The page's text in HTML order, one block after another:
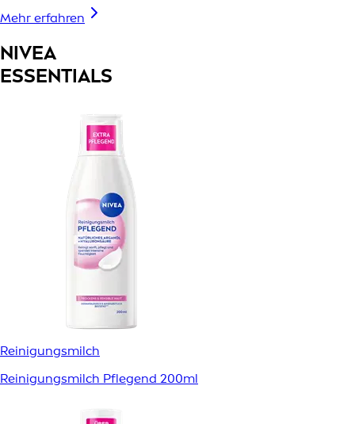
Mehr erfahren
NIVEA
ESSENTIALS
Reinigungsmilch
Reinigungsmilch Pflegend 200ml